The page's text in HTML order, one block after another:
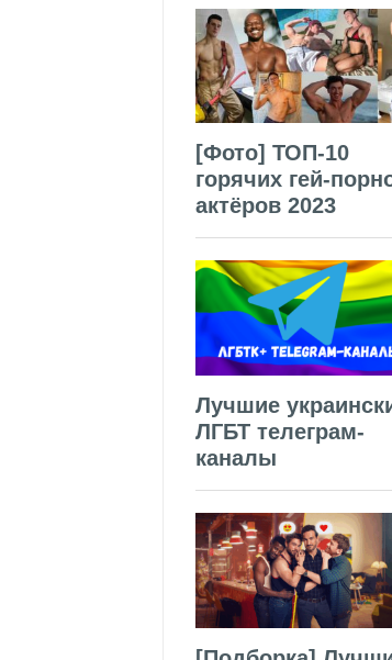
[Фото] ТОП-10
горячих гей-
актёров 2023
Лучшие
ЛГБТ телеграм-
каналы